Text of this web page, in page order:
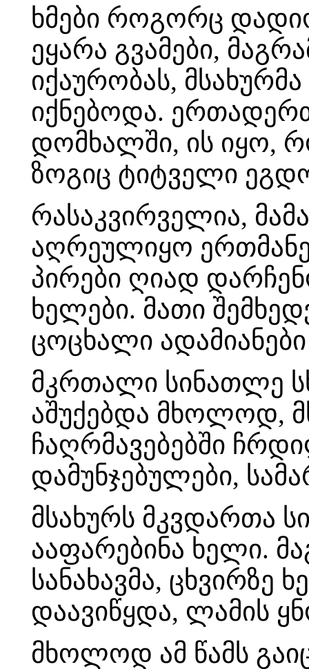
ხმები როგორც
ეყარა გვამები,
იქაურობას,
იქნებოდა.
დომხალში, ის იყო,
ზოგიც ტიტველი
რასაკვირველია,
აღრეულიყო
პირები ღიად
ხელები. მათი
ცოცხალი
მკრთალი სინათლე
აშუქებდა მხოლოდ,
ჩაღრმავებებში
დამუნჯებულები,
მსახურს მკვდართა
ააფარებინა ხელი.
სანახავმა, ცხვირზე
დაავიწყდა, ლამის
მხოლოდ ამ წამს